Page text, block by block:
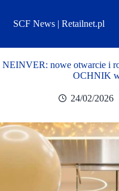
treściSCF News | Retailnet.pl
NEINVER: nowe otwarcie i
OCHNIK
24/02/2026